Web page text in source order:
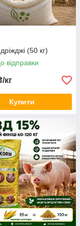
(50 кг)
відправки
кг
Купити